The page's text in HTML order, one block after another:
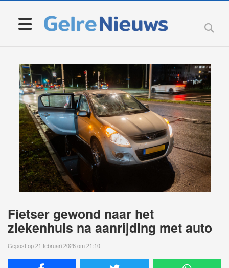
Fietser gewond naar het
ziekenhuis na aanrijding met auto
Gepost op 21 februari 2026 om 21:10